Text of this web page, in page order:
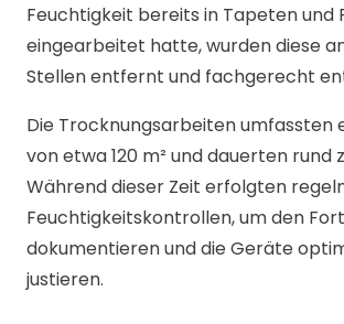
Feuchtigkeit bereits in Tapeten und
eingearbeitet hatte, wurden diese
Stellen entfernt und fachgerecht
Die Trocknungsarbeiten umfassten
von etwa 120 m² und dauerten rund
Während dieser Zeit erfolgten
Feuchtigkeitskontrollen, um den
dokumentieren und die Geräte
justieren.